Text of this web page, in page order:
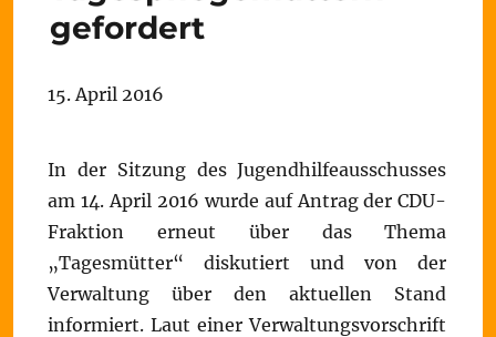
gefordert
15. April 2016
In der Sitzung des Jugendhilfeausschusses
am 14. April 2016 wurde auf Antrag der CDU-
Fraktion erneut über das Thema
„Tagesmütter“ diskutiert und von der
Verwaltung über den aktuellen Stand
informiert. Laut einer Verwaltungsvorschrift